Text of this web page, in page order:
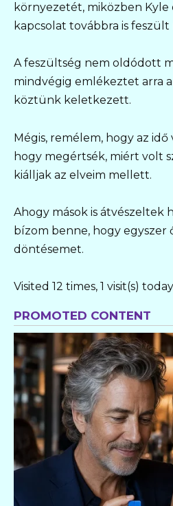
környezetét, miközben Kyle
kapcsolat továbbra is feszült
A feszültség nem oldódott
mindvégig emlékeztet arra
köztünk keletkezett.
Mégis, remélem, hogy az
hogy megértsék, miért volt
kiálljak az elveim mellett.
Ahogy mások is átvészeltek
bízom benne, hogy egyszer
döntésemet.
Visited 12 times, 1 visit(s) today